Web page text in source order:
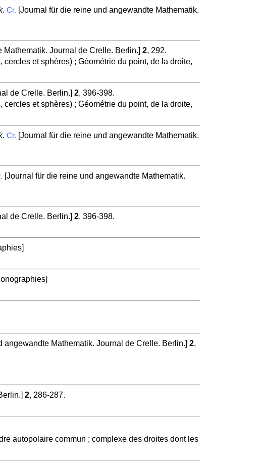
Cr. [Journal für die reine und angewandte Mathematik.
Journal de Crelle. Berlin.] 2, 292.
et sphères) ; Géométrie du point, de la droite,
de Crelle. Berlin.] 2, 396-398.
et sphères) ; Géométrie du point, de la droite,
Cr. [Journal für die reine und angewandte Mathematik.
[Journal für die reine und angewandte Mathematik.
de Crelle. Berlin.] 2, 396-398.
angewandte Mathematik. Journal de Crelle. Berlin.] 2,
2, 286-287.
autopolaire commun ; complexe des droites dont les